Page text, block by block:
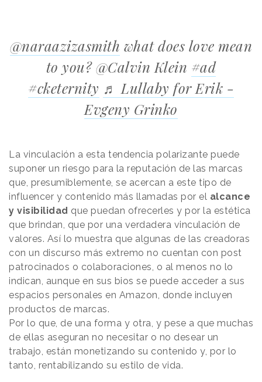
@naraazizasmith what does love mean
to you? @Calvin Klein #ad
#cketernity ♬ Lullaby for Erik -
Evgeny Grinko
La vinculación a esta tendencia polarizante puede
suponer un riesgo para la reputación de las marcas
que, presumiblemente, se acercan a este tipo de
influencer y contenido más llamadas por el alcance
y visibilidad que puedan ofrecerles y por la estética
que brindan, que por una verdadera vinculación de
valores. Así lo muestra que algunas de las creadoras
con un discurso más extremo no cuentan con post
patrocinados o colaboraciones, o al menos no lo
indican, aunque en sus bios se puede acceder a sus
espacios personales en Amazon, donde incluyen
productos de marcas.
Por lo que, de una forma y otra, y pese a que muchas
de ellas aseguran no necesitar o no desear un
trabajo, están monetizando su contenido y, por lo
tanto, rentabilizando su estilo de vida.